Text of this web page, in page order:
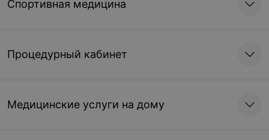
Спортивная медицина
Процедурный кабинет
Медицинские услуги на дому